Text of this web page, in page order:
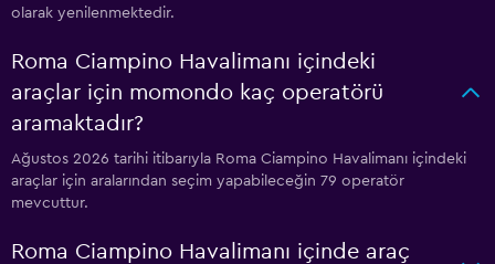
olarak yenilenmektedir.
Roma Ciampino Havalimanı içindeki
araçlar için momondo kaç operatörü
aramaktadır?
Ağustos 2026 tarihi itibarıyla Roma Ciampino Havalimanı içindeki
araçlar için aralarından seçim yapabileceğin 79 operatör
mevcuttur.
Roma Ciampino Havalimanı içinde araç